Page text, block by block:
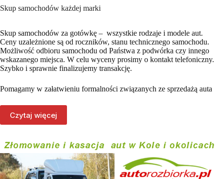
Skup samochodów każdej marki
Skup samochodów za gotówkę – wszystkie rodzaje i modele aut.
Ceny uzależnione są od roczników, stanu technicznego samochodu.
Możliwość odbioru samochodu od Państwa z podwórka czy innego
wskazanego miejsca. W celu wyceny prosimy o kontakt telefoniczny.
Szybko i sprawnie finalizujemy transakcję.
Pomagamy w załatwieniu formalności związanych ze sprzedażą auta
Czytaj więcej